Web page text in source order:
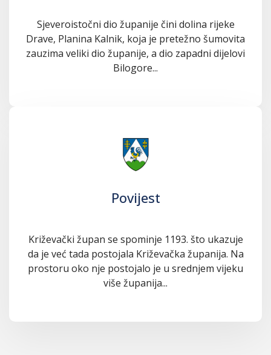
Sjeveroistočni dio županije čini dolina rijeke
Drave, Planina Kalnik, koja je pretežno šumovita
zauzima veliki dio županije, a dio zapadni dijelovi
Bilogore...
Povijest
Križevački župan se spominje 1193. što ukazuje
da je već tada postojala Križevačka županija. Na
prostoru oko nje postojalo je u srednjem vijeku
više županija...